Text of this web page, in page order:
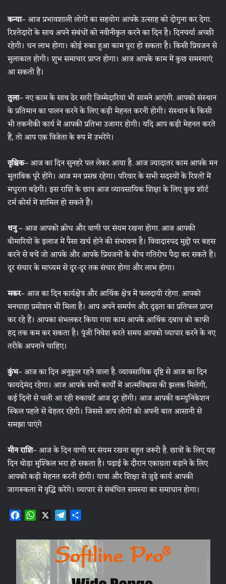
कन्या– आज प्रभावशाली लोगों का सहयोग आपके उत्साह को दोगुना कर देगा.
रिश्तेदारों के साथ अपने संबंधों को नवीनीकृत करने का दिन है। दिनचर्या अच्छी
रहेगी। धन लाभ होगा। कोई रुका हुआ काम पूरा हो सकता है। किसी प्रियजन से
मुलाकात होगी। शुभ समाचार प्राप्त होगा। आज आपके काम में कुछ समस्याएं
आ सकती हैं।
तुला– नए काम के साथ ढेर सारी जिम्मेदारियां भी सामने आएंगी. आपको संस्थान
के प्रतिमान का पालन करने के लिए कड़ी मेहनत करनी होगी। संस्थान के किसी
भी तकनीकी कार्य में आपकी प्रतिभा उजागर होगी। यदि आप कड़ी मेहनत करते
हैं, तो आप एक विजेता के रूप में उभरेंगे।
वृश्चिक– आज का दिन सुनहरे पल लेकर आया है. आज ज्यादातर काम आपके मन
मुताबिक पूरे होंगे। आज मन प्रसन्न रहेगा। परिवार के सभी सदस्यों के रिश्तों में
मधुरता बढ़ेगी। इस राशि के छात्र आज व्यावसायिक शिक्षा के लिए कुछ शॉर्ट
टर्म कोर्स में शामिल हो सकते हैं।
धनु– आज आपको क्रोध और वाणी पर संयम रखना होगा. आज आपकी
बीमारियों के इलाज में पैसा खर्च होने की संभावना है। विवादास्पद मुद्दों पर बहस
करने से बचें जो आपके और आपके प्रियजनों के बीच गतिरोध पैदा कर सकते हैं।
दूर संचार के माध्यम से दूर-दूर तक संचार होगा और लाभ होगा।
मकर– आज का दिन कार्यक्षेत्र और आर्थिक क्षेत्र में फलदायी रहेगा. आपको
मनचाहा प्रमोशन भी मिला है। आप अपने समर्पण और दृढ़ता का प्रतिफल प्राप्त
कर रहे हैं। आपका संभलकर किया गया काम आपके आर्थिक दबाव को काफी
हद तक कम कर सकता है। पूंजी निवेश करते समय आपको व्यापार करने के नए
तरीके अपनाने चाहिए।
कुंभ– आज का दिन अनुकूल रहने वाला है. व्यावसायिक दृष्टि से आज का दिन
फायदेमंद रहेगा। आज आपके सभी कार्यों में आत्मविश्वास की झलक मिलेगी,
कई दिनों से चली आ रही रुकावटें आज दूर होंगी। आज आपकी कम्युनिकेशन
स्किल पहले से बेहतर रहेगी। जिससे आप लोगों को अपनी बात आसानी से
समझा पाएंगे
मीन राशि– आज के दिन वाणी पर संयम रखना बहुत जरूरी है. छात्रों के लिए यह
दिन थोड़ा मुश्किल भरा हो सकता है। पढ़ाई के दौरान एकाग्रता बढ़ाने के लिए
आपको कड़ी मेहनत करनी होगी। यात्रा और शिक्षा से जुड़े कार्य आपकी
जागरूकता में वृद्धि करेंगे। व्यापार से संबंधित समस्या का समाधान होगा।
F
c
e
b
o
W
a
t
s
A
X T
l
e
g
r
a
r
e